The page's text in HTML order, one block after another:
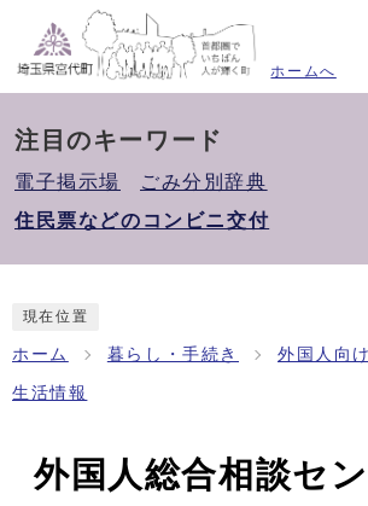
ホームへ
注目のキーワード
電子掲示場
ごみ分別辞典
住民票などのコンビニ交付
現在位置
ホーム 暮らし・手続き 外国人向
生活情報
外国人総合相談セ